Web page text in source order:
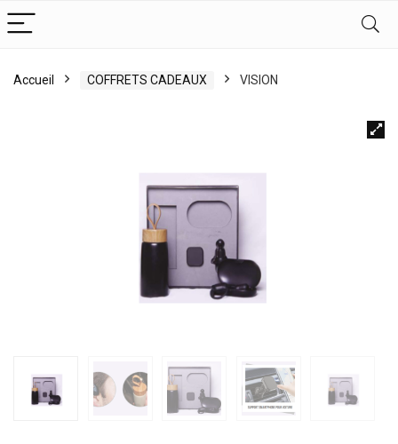
Accueil COFFRETS CADEAUX VISION